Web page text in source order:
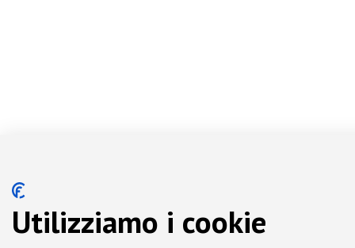
Utilizziamo i cookie